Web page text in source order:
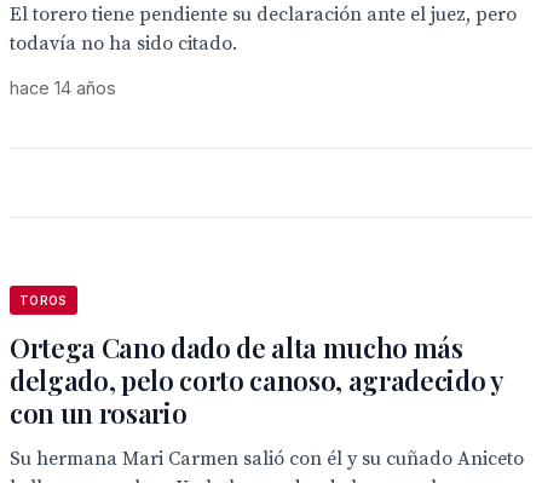
El torero tiene pendiente su declaración ante el juez, pero
todavía no ha sido citado.
hace 14 años
TOROS
Ortega Cano dado de alta mucho más
delgado, pelo corto canoso, agradecido y
con un rosario
Su hermana Mari Carmen salió con él y su cuñado Aniceto